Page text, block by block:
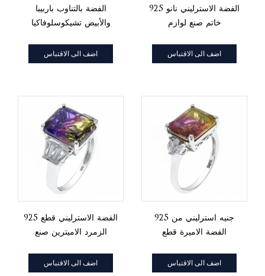
الفضة بالتناوب باربيبا
والأبيض تشيكوسلوفاكيا
يجعل الإمدادات
اضف الى الاقتباس
925 الفضة الاسترليني نانو
خاتم صنع لوازم
اضف الى الاقتباس
925 الفضة الاسترليني قطع
الزمرد الاميترين صنع
اضف الى الاقتباس
925 جنيه استرليني من
الفضة الاميرة قطع
الامدادات
اضف الى الاقتباس